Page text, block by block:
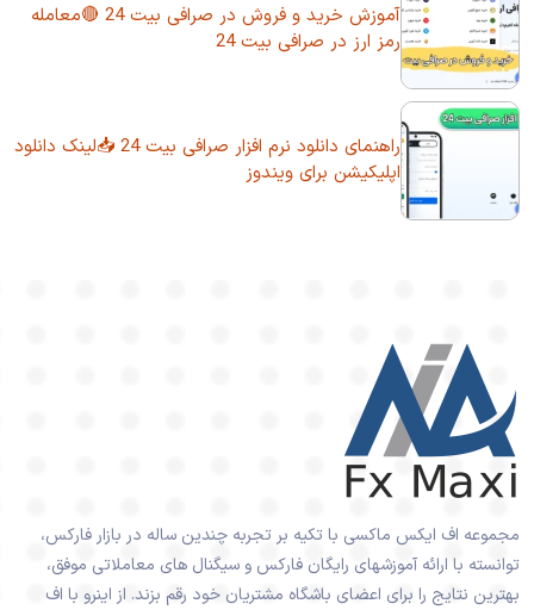
آموزش خرید و فروش در صرافی بیت 24 🔴معامله
رمز ارز در صرافی بیت 24
راهنمای دانلود نرم افزار صرافی بیت 24 📥لینک دانلود
اپلیکیشن برای ویندوز
مجموعه اف ایکس ماکسی با تکیه بر تجربه چندین ساله در بازار فارکس،
توانسته با ارائه آموزشهای رایگان فارکس و سیگنال های معاملاتی موفق،
بهترین نتایج را برای اعضای باشگاه مشتریان خود رقم بزند. از اینرو با اف